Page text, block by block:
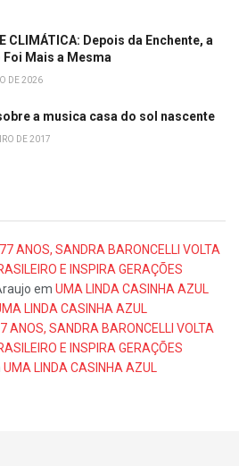
CLIMÁTICA: Depois da Enchente, a
Foi Mais a Mesma
DE 2026
a musica casa do sol nascente
DE 2017
ANOS, SANDRA BARONCELLI VOLTA
E INSPIRA GERAÇÕES
em UMA LINDA CASINHA AZUL
LINDA CASINHA AZUL
ANOS, SANDRA BARONCELLI VOLTA
E INSPIRA GERAÇÕES
UMA LINDA CASINHA AZUL